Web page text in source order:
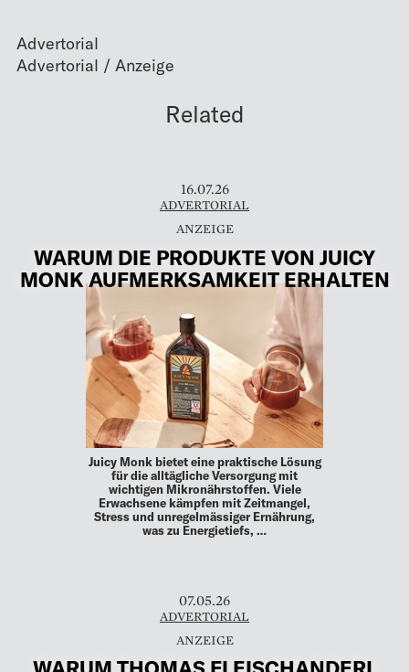
Advertorial
Related
16.07.26
ADVERTORIAL
WARUM DIE PRODUKTE VON JUICY
MONK AUFMERKSAMKEIT ERHALTEN
Juicy Monk bietet eine praktische Lösung
für die alltägliche Versorgung mit
wichtigen Mikronährstoffen. Viele
Erwachsene kämpfen mit Zeitmangel,
Stress und unregelmässiger Ernährung,
was zu Energietiefs, …
07.05.26
ADVERTORIAL